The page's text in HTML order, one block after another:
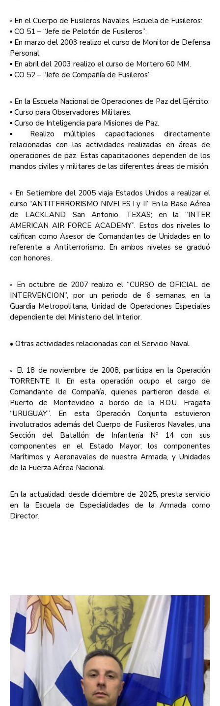
◦ En el Cuerpo de Fusileros Navales, Escuela de Fusileros:
▪ CO 51 – “Jefe de Pelotón de Fusileros”;
▪ En marzo del 2003 realizo el curso de Monitor de Defensa
Personal.
▪ En abril del 2003 realizo el curso de Mortero 60 MM.
▪ CO 52 – “Jefe de Compañía de Fusileros”
◦ En la Escuela Nacional de Operaciones de Paz del Ejército:
▪ Curso para Observadores Militares.
▪ Curso de Inteligencia para Misiones de Paz.
▪ Realizo múltiples capacitaciones directamente
relacionadas con las actividades realizadas en áreas de
operaciones de paz. Estas capacitaciones dependen de los
mandos civiles y militares de las diferentes áreas de misión.
◦ En Setiembre del 2005 viaja Estados Unidos a realizar el
curso “ANTITERRORISMO NIVELES I y II” En la Base Aérea
de LACKLAND, San Antonio, TEXAS; en la “INTER
AMERICAN AIR FORCE ACADEMY”. Estos dos niveles lo
califican como Asesor de Comandantes de Unidades en lo
referente a Antiterrorismo. En ambos niveles se graduó
con honores.
◦ En octubre de 2007 realizo el “CURSO de OFICIAL de
INTERVENCION”, por un periodo de 6 semanas, en la
Guardia Metropolitana, Unidad de Operaciones Especiales
dependiente del Ministerio del Interior.
• Otras actividades relacionadas con el Servicio Naval.
◦ El 18 de noviembre de 2008, participa en la Operación
TORRENTE II. En esta operación ocupo el cargo de
Comandante de Compañía, quienes partieron desde el
Puerto de Montevideo a bordo de la R.O.U. Fragata
“URUGUAY”. En esta Operación Conjunta estuvieron
involucrados además del Cuerpo de Fusileros Navales, una
Sección del Batallón de Infantería Nº 14 con sus
componentes en el Estado Mayor; los componentes
Marítimos y Aeronavales de nuestra Armada, y Unidades
de la Fuerza Aérea Nacional.
En la actualidad, desde diciembre de 2025, presta servicio
en la Escuela de Especialidades de la Armada como
Director.